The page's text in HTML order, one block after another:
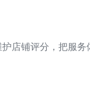
店铺评分，把服务